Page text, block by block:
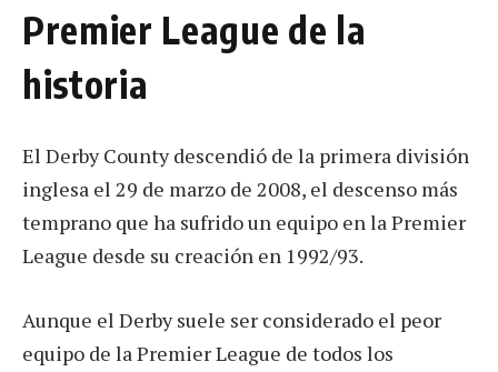
Premier League de la
historia
El Derby County descendió de la primera división
inglesa el 29 de marzo de 2008, el descenso más
temprano que ha sufrido un equipo en la Premier
League desde su creación en 1992/93.
Aunque el Derby suele ser considerado el peor
equipo de la Premier League de todos los